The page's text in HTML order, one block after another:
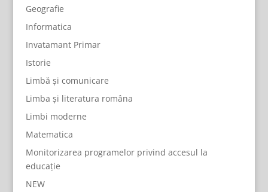
Geografie
Informatica
Invatamant Primar
Istorie
Limbă și comunicare
Limba și literatura româna
Limbi moderne
Matematica
Monitorizarea programelor privind accesul la
educație
NEW